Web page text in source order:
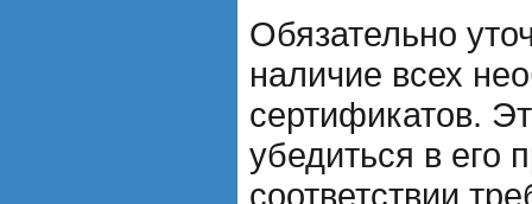
Обязательно
наличие всех
сертификатов.
убедиться в его
соответствии